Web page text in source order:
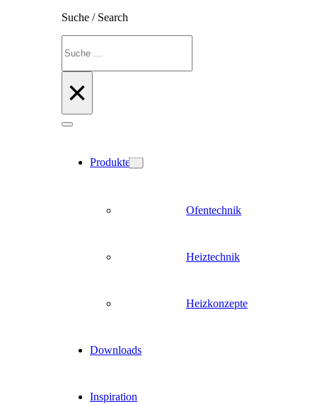
Suche / Search
×
Produkte
Ofentechnik
Heiztechnik
Heizkonzepte
Downloads
Inspiration